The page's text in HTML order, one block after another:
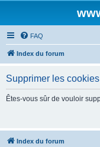
FAQ
Index du forum
Supprimer les cookies
Êtes-vous sûr de vouloir
Index du forum